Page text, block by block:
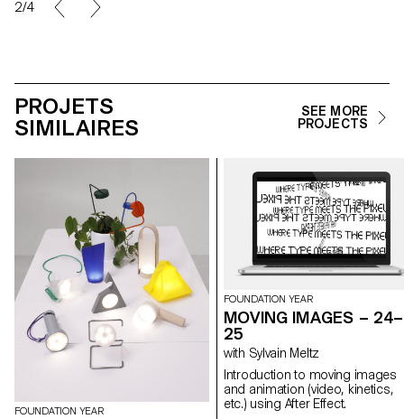
2/4
PROJETS
SIMILAIRES
SEE MORE
PROJECTS
FOUNDATION YEAR
FOUNDATION YEAR
MOVING IMAGES – 24–
25
with Sylvain Meltz
Introduction to moving images
and animation (video, kinetics,